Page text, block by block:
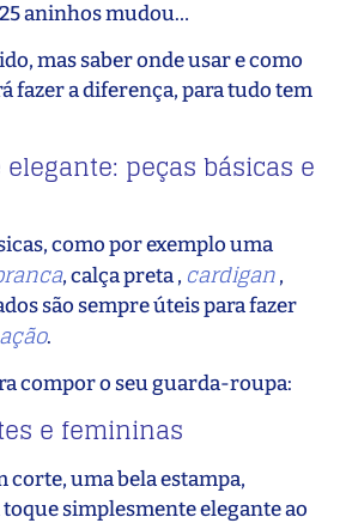
aninhos mudou…
mas saber onde usar e como
fazer a diferença, para tudo tem
peças básicas e
como por exemplo uma
, calça preta , cardigan,
são sempre úteis para fazer
.
compor o seu guarda-roupa:
e femininas
corte, uma bela estampa,
simplesmente elegante ao